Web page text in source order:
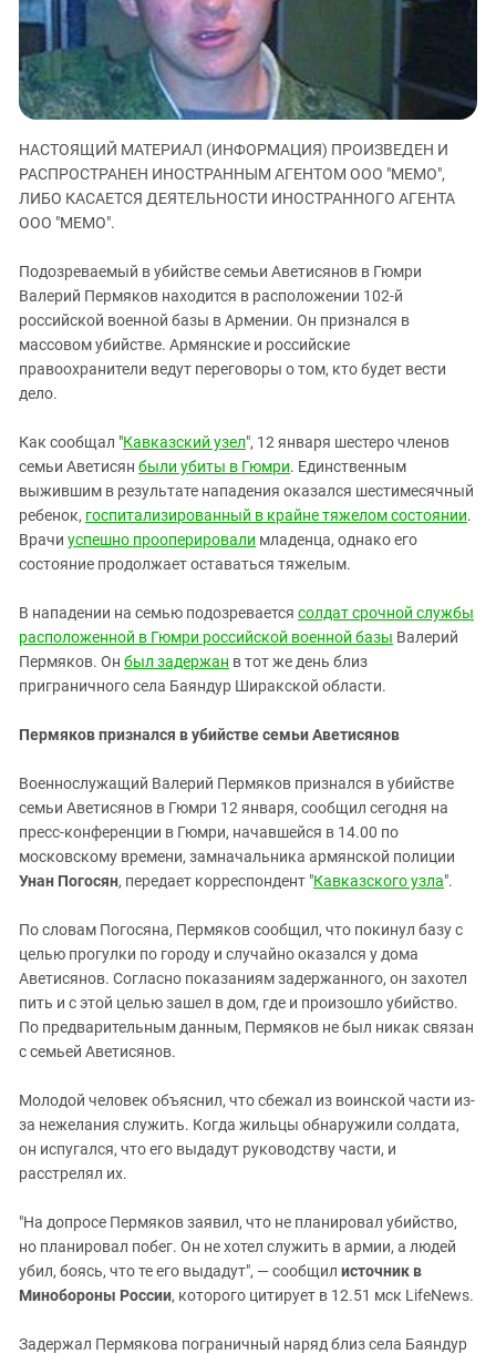
ЗАСТАВЛЯЕТ
КАВКАЗ ЗА ПАЛЕСТИНУ
ИНАКОМЫСЛИЕ В ЧЕЧНЕ
ПРЕСЛЕДОВАНИЕ АКТИВИСТОВ
МОБИЛИЗАЦИЯ И ПРОТЕСТЫ
Дагестан
Ингушетия
Кабардино-Балкария
Калмыкия
Карачаево-Черкесия
Краснодарский край
Нагорный Карабах
Ростовская область
Северная Осетия - Алания
СКФО
Ставропольский край
Южная Осетия
Южный Кавказ
ЮФО
НАСТОЯЩИЙ МАТЕРИАЛ (ИНФОРМАЦИЯ) ПРОИЗВЕДЕН И
РАСПРОСТРАНЕН ИНОСТРАННЫМ АГЕНТОМ ООО "МЕМО",
ЛИБО КАСАЕТСЯ ДЕЯТЕЛЬНОСТИ ИНОСТРАННОГО АГЕНТА
ООО "МЕМО".
Подозреваемый в убийстве семьи Аветисянов в Гюмри
Валерий Пермяков находится в расположении 102-й
российской военной базы в Армении. Он признался в
массовом убийстве. Армянские и российские
правоохранители ведут переговоры о том, кто будет вести
дело.
Как сообщал "Кавказский узел", 12 января шестеро членов
семьи Аветисян были убиты в Гюмри. Единственным
выжившим в результате нападения оказался шестимесячный
ребенок, госпитализированный в крайне тяжелом состоянии.
Врачи успешно прооперировали младенца, однако его
состояние продолжает оставаться тяжелым.
В нападении на семью подозревается cолдат срочной службы
расположенной в Гюмри российской военной базы Валерий
Пермяков. Он был задержан в тот же день близ
приграничного села Баяндур Ширакской области.
Пермяков признался в убийстве семьи Аветисянов
Военнослужащий Валерий Пермяков признался в убийстве
семьи Аветисянов в Гюмри 12 января, сообщил сегодня на
пресс-конференции в Гюмри, начавшейся в 14.00 по
московскому времени, замначальника армянской полиции
Унан Погосян, передает корреспондент "Кавказского узла".
По словам Погосяна, Пермяков сообщил, что покинул базу с
целью прогулки по городу и случайно оказался у дома
Аветисянов. Согласно показаниям задержанного, он захотел
пить и с этой целью зашел в дом, где и произошло убийство.
По предварительным данным, Пермяков не был никак связан
с семьей Аветисянов.
Молодой человек объяснил, что сбежал из воинской части из-
за нежелания служить. Когда жильцы обнаружили солдата,
он испугался, что его выдадут руководству части, и
расстрелял их.
"На допросе Пермяков заявил, что не планировал убийство,
но планировал побег. Он не хотел служить в армии, а людей
убил, боясь, что те его выдадут", — сообщил источник в
Минобороны России, которого цитирует в 12.51 мск LifeNews.
Задержал Пермякова пограничный наряд близ села Баяндур